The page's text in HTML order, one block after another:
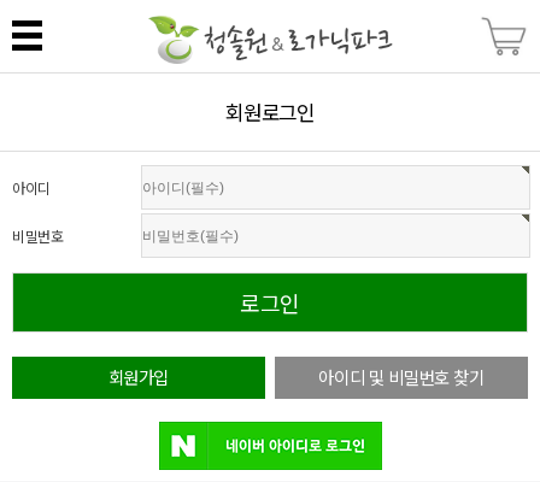
회원로그인
아이디
비밀번호
회원가입 아이디 및 비밀번호 찾기